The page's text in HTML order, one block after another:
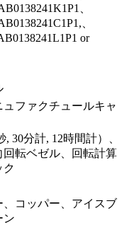
、
、
or
ファクチュールキャ
30分計, 12時間計）、
回転ベゼル、回転計算
ク
コッパー、アイスブ
ン